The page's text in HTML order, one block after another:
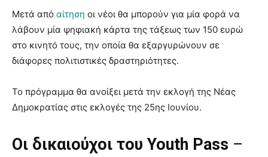
Μετά από αίτηση οι νέοι θα μπορούν για μία φορά να
λάβουν μία ψηφιακή κάρτα της τάξεως των 150 ευρώ
στο κινητό τους, την οποία θα εξαργυρώνουν σε
διάφορες πολιτιστικές δραστηριότητες.
Το πρόγραμμα θα ανοίξει μετά την εκλογή της Νέας
Δημοκρατίας στις εκλογές της 25ης Ιουνίου.
Οι δικαιούχοι του Youth Pass –